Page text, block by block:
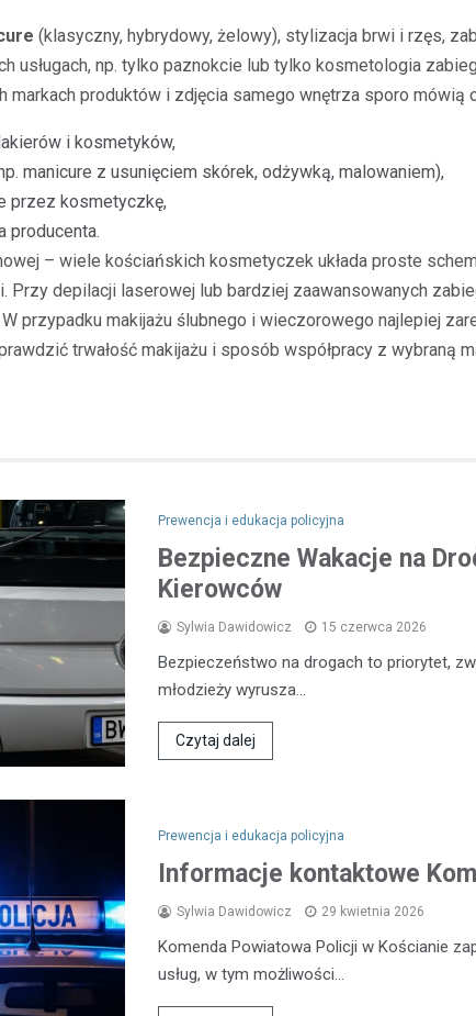
(klasyczny, hybrydowy, żelowy), stylizacja brwi i rzęs,
usługach, np. tylko paznokcie lub tylko kosmetologia
produktów i zdjęcia samego wnętrza sporo mówią
i kosmetyków,
manicure z usunięciem skórek, odżywką, malowaniem),
przez kosmetyczkę,
producenta.
– wiele kościańskich kosmetyczek układa proste
depilacji laserowej lub bardziej zaawansowanych
przypadku makijażu ślubnego i wieczorowego najlepiej
trwałość makijażu i sposób współpracy z wybraną
Prewencja i edukacja policyjna
Bezpieczne Wakacje na
Kierowców
Sylwia Dawidowicz 15 czerwca 2026
Bezpieczeństwo na drogach to priorytet,
młodzieży wyrusza…
Czytaj dalej
Prewencja i edukacja policyjna
Informacje kontaktowe
Sylwia Dawidowicz 29 kwietnia 2026
Komenda Powiatowa Policji w Kościanie
usług, w tym możliwości…